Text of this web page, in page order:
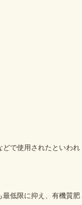
どで使用されたといわれ
低限に抑え、有機質肥